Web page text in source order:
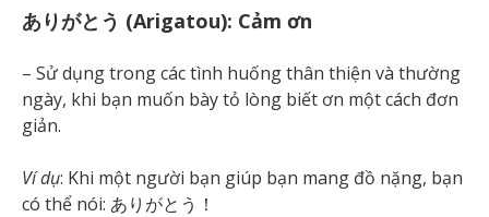
ありがとう (Arigatou): Cảm ơn
– Sử dụng trong các tình huống thân thiện và thường
ngày, khi bạn muốn bày tỏ lòng biết ơn một cách đơn
giản.
Ví dụ: Khi một người bạn giúp bạn mang đồ nặng, bạn
có thể nói: ありがとう！